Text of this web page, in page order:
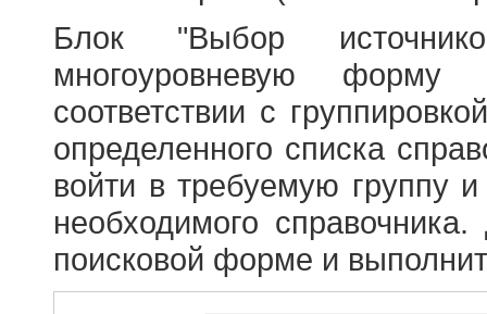
Блок "Выбор
многоуровневую форму
соответствии с
определенного списка
войти в требуемую группу и
необходимого
поисковой форме и